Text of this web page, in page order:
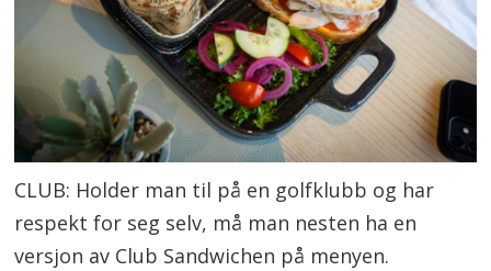
CLUB: Holder man til på en golfklubb og har
respekt for seg selv, må man nesten ha en
versjon av Club Sandwichen på menyen.